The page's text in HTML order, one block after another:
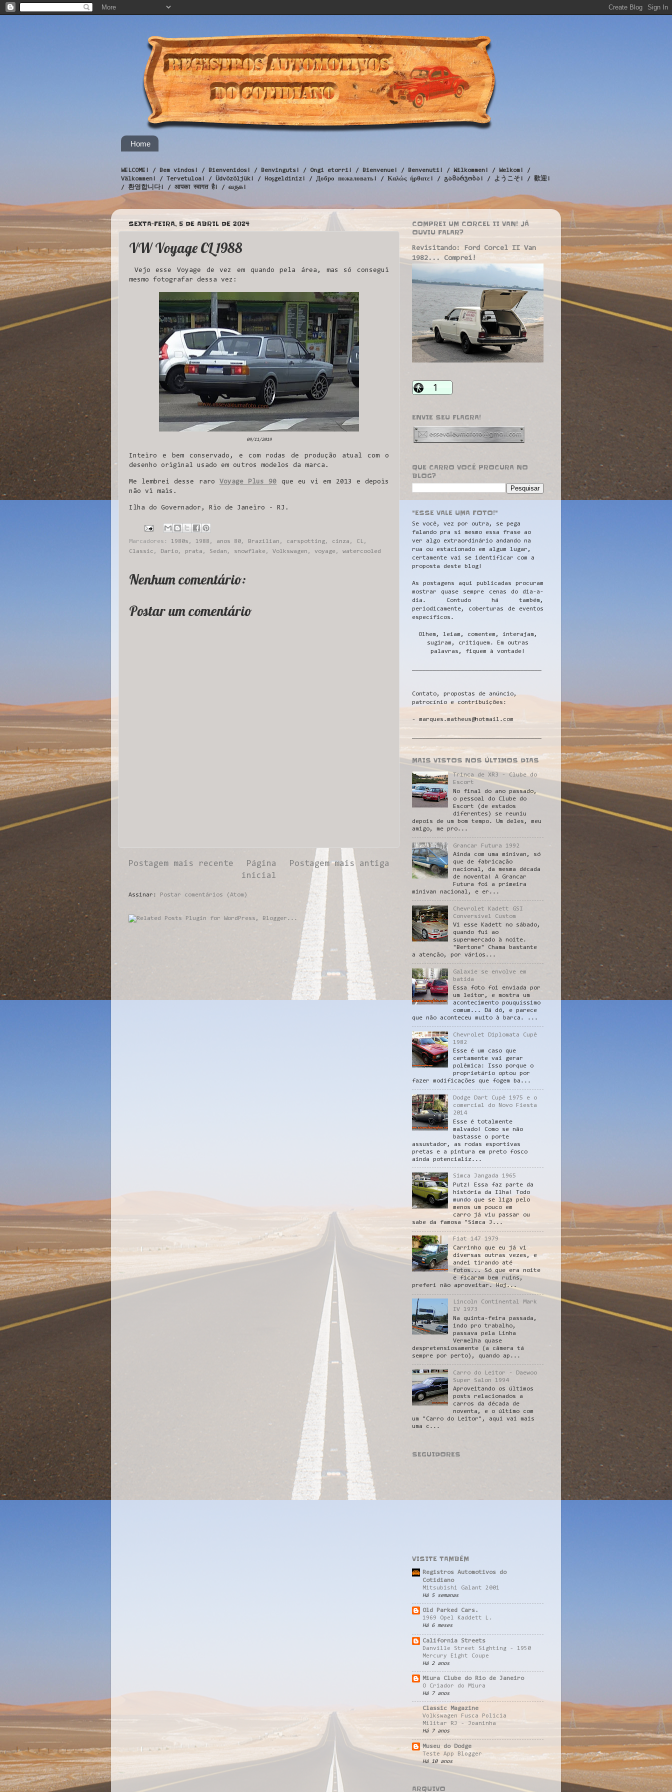
Home
WELCOME! / Bem vindos! / Bienvenidos! / Benvinguts! / Ongi etorri! / Bienvenue! / Benvenuti! / Wilkommen! / Welkom! /
Välkommen! / Tervetuloa! / Üdvözöljük! / Hoşgeldiniz! / Добро пожаловать! / Καλώς ήρθατε! / გამარჯობა! / ようこそ! / 歡迎!
/ 환영합니다! / आपका स्वागत है! / வருக!
SEXTA-FEIRA, 5 DE ABRIL DE 2024
VW Voyage CL 1988
Vejo esse Voyage de vez em quando pela área, mas só consegui
mesmo fotografar dessa vez:
09/11/2019
Inteiro e bem conservado, e com rodas de produção atual com o
desenho original usado em outros modelos da marca.
Me lembrei desse raro Voyage Plus 90 que eu vi em 2013 e depois
não vi mais.
Ilha do Governador, Rio de Janeiro - RJ.
Marcadores: 1980s , 1988 , anos 80, Brazilian , carspotting, cinza , CL,
Classic , Dario, prata , Sedan , snowflake, Volkswagen , voyage, watercooled
Nenhum comentário:
Postar um comentário
Postagem mais recente Postagem mais antiga
Página
inicial
Assinar: Postar comentários (Atom)
COMPREI UM CORCEL II VAN! JÁ
OUVIU FALAR?
Revisitando: Ford Corcel II Van
1982... Comprei!
ENVIE SEU FLAGRA!
QUE CARRO VOCÊ PROCURA NO
BLOG?
"ESSE VALE UMA FOTO!"
Se você, vez por outra, se pega
falando pra si mesmo essa frase ao
ver algo extraordinário andando na
rua ou estacionado em algum lugar,
certamente vai se identificar com a
proposta deste blog!
As postagens aqui publicadas procuram
mostrar quase sempre cenas do dia-a-
dia. Contudo há também,
periodicamente, coberturas de eventos
específicos.
Olhem, leiam, comentem, interajam,
sugiram, critiquem. Em outras
palavras, fiquem à vontade!
Contato, propostas de anúncio,
patrocínio e contribuições:
- marques.matheus@hotmail.com
MAIS VISTOS NOS ÚLTIMOS DIAS
Trinca de XR3 - Clube do
Escort
No final do ano passado,
o pessoal do Clube do
Escort (de estados
diferentes) se reuniu
depois de um bom tempo. Um deles, meu
amigo, me pro...
Grancar Futura 1992
Ainda com uma minivan, só
que de fabricação
nacional, da mesma década
de noventa! A Grancar
Futura foi a primeira
minivan nacional, e er...
Chevrolet Kadett GSI
Conversível Custom
Vi esse Kadett no sábado,
quando fui ao
supermercado à noite.
"Bertone" Chama bastante
a atenção, por vários...
Galaxie se envolve em
batida
Essa foto foi enviada por
um leitor, e mostra um
acontecimento pouquíssimo
comum... Dá dó, e parece
que não aconteceu muito à barca. ...
Chevrolet Diplomata Cupê
1982
Esse é um caso que
certamente vai gerar
polêmica: Isso porque o
proprietário optou por
fazer modificações que fogem ba...
Dodge Dart Cupê 1975 e o
comercial do Novo Fiesta
2014
Esse é totalmente
malvado! Como se não
bastasse o porte
assustador, as rodas esportivas
pretas e a pintura em preto fosco
ainda potencializ...
Simca Jangada 1965
Putz! Essa faz parte da
história da Ilha! Todo
mundo que se liga pelo
menos um pouco em
carro já viu passar ou
sabe da famosa "Simca J...
Fiat 147 1979
Carrinho que eu já vi
diversas outras vezes, e
andei tirando até
fotos... Só que era noite
e ficaram bem ruins,
preferi não aproveitar. Hoj...
Lincoln Continental Mark
IV 1973
Na quinta-feira passada,
indo pro trabalho,
passava pela Linha
Vermelha quase
despretensiosamente (a câmera tá
sempre por perto), quando ap...
Carro do Leitor - Daewoo
Super Salon 1994
Aproveitando os últimos
posts relacionados a
carros da década de
noventa, e o último com
um "Carro do Leitor", aqui vai mais
uma c...
SEGUIDORES
VISITE TAMBÉM
Registros Automotivos do
Cotidiano
Mitsubishi Galant 2001
Há 5 semanas
Old Parked Cars.
1969 Opel Kaddett L.
Há 6 meses
California Streets
Danville Street Sighting - 1950
Mercury Eight Coupe
Há 2 anos
Miura Clube do Rio de Janeiro
O Criador do Miura
Há 7 anos
Classic Magazine
Volkswagen Fusca Policia
Militar RJ - Joaninha
Há 7 anos
Museu do Dodge
Teste App Blogger
Há 10 anos
ARQUIVO